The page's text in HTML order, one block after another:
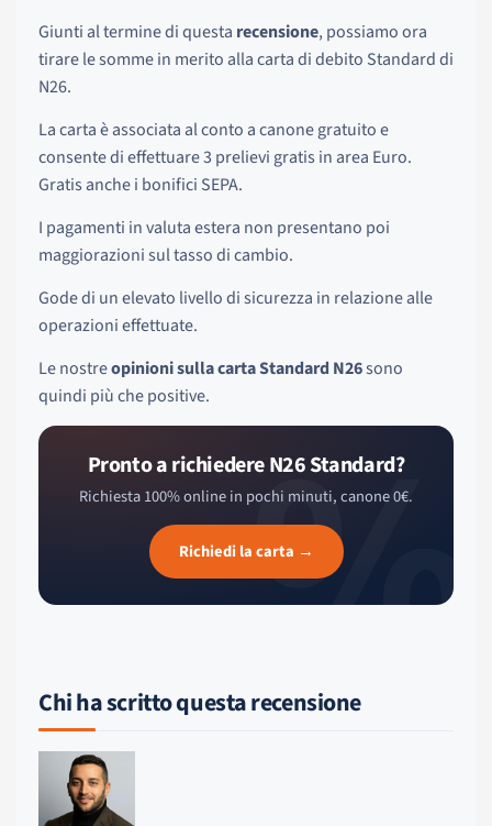
Giunti al termine di questa recensione, possiamo ora
tirare le somme in merito alla carta di debito Standard di
N26.
La carta è associata al conto a canone gratuito e
consente di effettuare 3 prelievi gratis in area Euro.
Gratis anche i bonifici SEPA.
I pagamenti in valuta estera non presentano poi
maggiorazioni sul tasso di cambio.
Gode di un elevato livello di sicurezza in relazione alle
operazioni effettuate.
Le nostreopinioni sulla carta Standard N26sono
quindi più che positive.
%
Pronto a richiedere N26 Standard?
Richiesta 100% online in pochi minuti, canone 0€.
Richiedi la carta →
Chi ha scritto questa recensione